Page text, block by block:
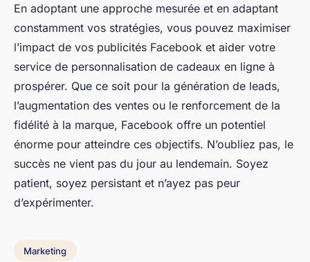
En adoptant une approche mesurée et en adaptant
constamment vos stratégies, vous pouvez maximiser
l’impact de vos publicités Facebook et aider votre
service de personnalisation de cadeaux en ligne à
prospérer. Que ce soit pour la génération de leads,
l’augmentation des ventes ou le renforcement de la
fidélité à la marque, Facebook offre un potentiel
énorme pour atteindre ces objectifs. N’oubliez pas, le
succès ne vient pas du jour au lendemain. Soyez
patient, soyez persistant et n’ayez pas peur
d’expérimenter.
Marketing